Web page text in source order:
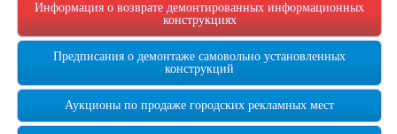
Информация о возврате демонтированных информационных
конструкциях
Предписания о демонтаже самовольно установленных
конструкций
Аукционы по продаже городских рекламных мест